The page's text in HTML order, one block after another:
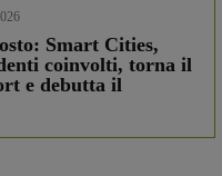
Smart Cities,
coinvolti, torna il
e debutta il